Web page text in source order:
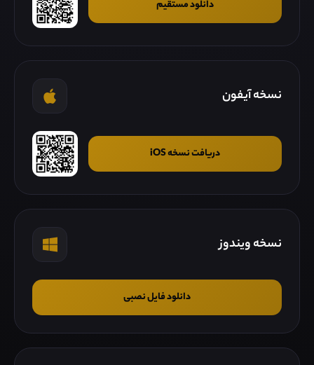
دانلود مستقیم
نسخه آیفون
دریافت نسخه iOS
نسخه ویندوز
دانلود فایل نصبی